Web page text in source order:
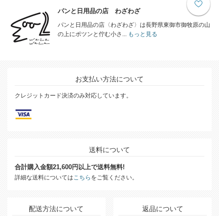
パンと日用品の店 わざわざ
パンと日用品の店〈わざわざ〉は長野県東御市御牧原の山
の上にポツンと佇む小さ...
もっと見る
お支払い方法について
クレジットカード決済のみ対応しています。
送料について
合計購入金額21,600円以上で送料無料!
詳細な送料については こちら をご覧ください。
配送方法について 返品について